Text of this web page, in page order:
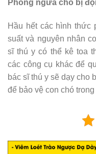
Phòng ngừa chó bị
Hầu hết các hình thức
suất và nguyên nhân
sĩ thú y có thể kê toa
các công cụ khác để
bác sĩ thú y sẽ dạy cho
để bảo vệ con chó